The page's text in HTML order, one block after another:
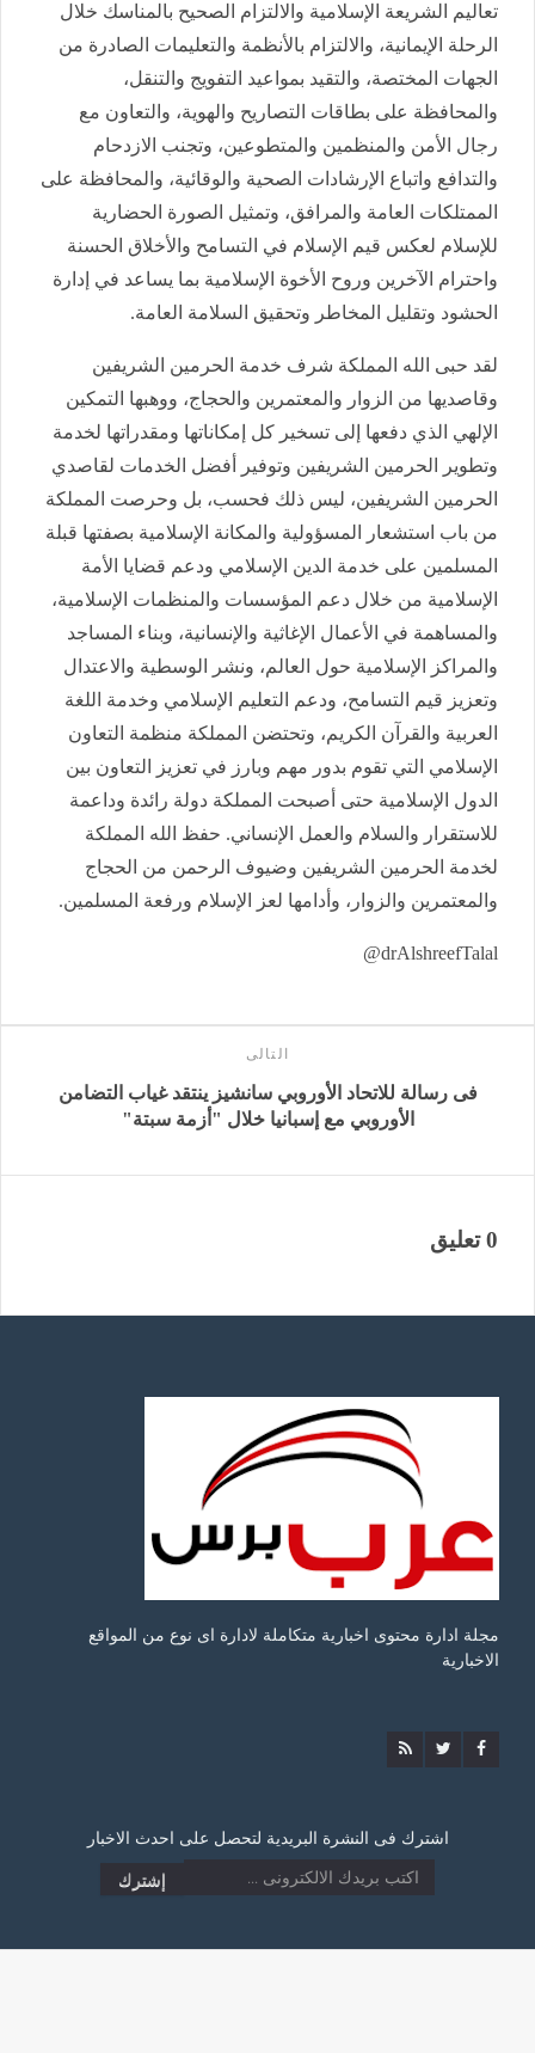
تعاليم الشريعة الإسلامية والالتزام الصحيح بالمناسك خلال
الرحلة الإيمانية، والالتزام بالأنظمة والتعليمات الصادرة من
الجهات المختصة، والتقيد بمواعيد التفويج والتنقل،
والمحافظة على بطاقات التصاريح والهوية، والتعاون مع
رجال الأمن والمنظمين والمتطوعين، وتجنب الازدحام
والتدافع واتباع الإرشادات الصحية والوقائية، والمحافظة على
الممتلكات العامة والمرافق، وتمثيل الصورة الحضارية
للإسلام لعكس قيم الإسلام في التسامح والأخلاق الحسنة
واحترام الآخرين وروح الأخوة الإسلامية بما يساعد في إدارة
الحشود وتقليل المخاطر وتحقيق السلامة العامة.
لقد حبى الله المملكة شرف خدمة الحرمين الشريفين
وقاصديها من الزوار والمعتمرين والحجاج، ووهبها التمكين
الإلهي الذي دفعها إلى تسخير كل إمكاناتها ومقدراتها لخدمة
وتطوير الحرمين الشريفين وتوفير أفضل الخدمات لقاصدي
الحرمين الشريفين، ليس ذلك فحسب، بل وحرصت المملكة
من باب استشعار المسؤولية والمكانة الإسلامية بصفتها قبلة
المسلمين على خدمة الدين الإسلامي ودعم قضايا الأمة
الإسلامية من خلال دعم المؤسسات والمنظمات الإسلامية،
والمساهمة في الأعمال الإغاثية والإنسانية، وبناء المساجد
والمراكز الإسلامية حول العالم، ونشر الوسطية والاعتدال
وتعزيز قيم التسامح، ودعم التعليم الإسلامي وخدمة اللغة
العربية والقرآن الكريم، وتحتضن المملكة منظمة التعاون
الإسلامي التي تقوم بدور مهم وبارز في تعزيز التعاون بين
الدول الإسلامية حتى أصبحت المملكة دولة رائدة وداعمة
للاستقرار والسلام والعمل الإنساني. حفظ الله المملكة
لخدمة الحرمين الشريفين وضيوف الرحمن من الحجاج
والمعتمرين والزوار، وأدامها لعز الإسلام ورفعة المسلمين.
drAlshreefTalal@
التالى
فى رسالة للاتحاد الأوروبي سانشيز ينتقد غياب التضامن
الأوروبي مع إسبانيا خلال "أزمة سبتة"
0 تعليق
مجلة ادارة محتوى اخبارية متكاملة لادارة اى نوع من المواقع
الاخبارية
اشترك فى النشرة البريدية لتحصل على احدث الاخبار